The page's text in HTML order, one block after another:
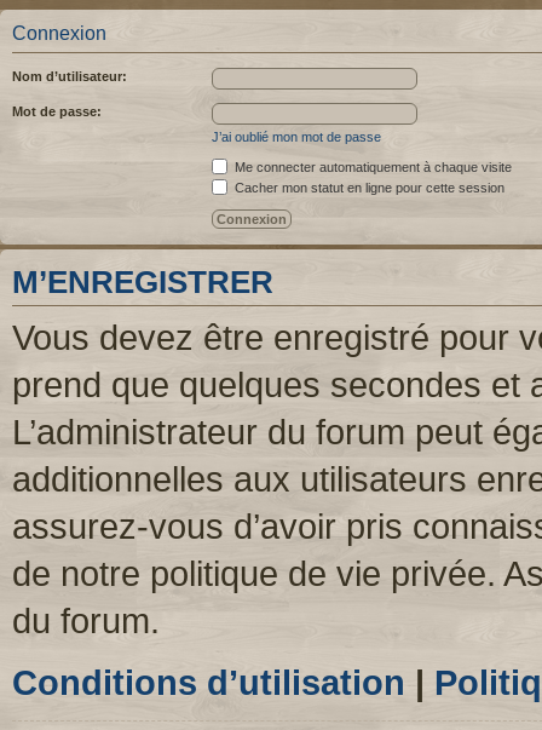
Connexion
Nom d’utilisateur:
Mot de passe:
J’ai oublié mon mot de passe
Me connecter automatiquement à chaque visite
Cacher mon statut en ligne pour cette session
M’ENREGISTRER
Vous devez être enregistré pour
prend que quelques secondes et
L’administrateur du forum peut
additionnelles aux utilisateurs
assurez-vous d’avoir pris
de notre politique de vie privée.
du forum.
Conditions d’utilisation |